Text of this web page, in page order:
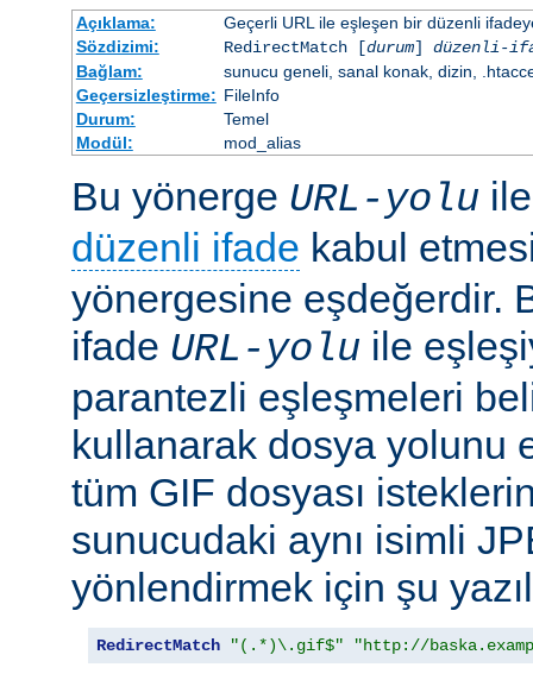
Açıklama:
Geçerli URL ile eşleşen bir düzenli
Sözdizimi:
RedirectMatch [durum] düzenli-
Bağlam:
sunucu geneli, sanal konak, dizin,
Geçersizleştirme: FileInfo
Durum:
Temel
Modül:
mod_alias
Bu yönerge URL-yolu
düzenli ifade kabul
yönergesine eşdeğerdir.
ifade URL-yolu ile
parantezli eşleşmeleri
kullanarak dosya yolunu
tüm GIF dosyası
sunucudaki aynı isimli
yönlendirmek için şu
RedirectMatch "(.*)\.gif$" "http://